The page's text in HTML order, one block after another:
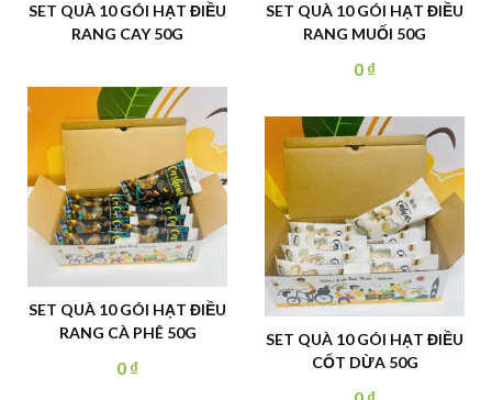
HẠT ĐIỀU
HẠT ĐIỀU
SET QUÀ 10 GÓI HẠT ĐIỀU
RANG MUỐI 50G
SET QUÀ 10 GÓI HẠT ĐIỀU
HẠT ĐIỀU
RANG) LOẠI
SIÊU HẠT
GRANOLA